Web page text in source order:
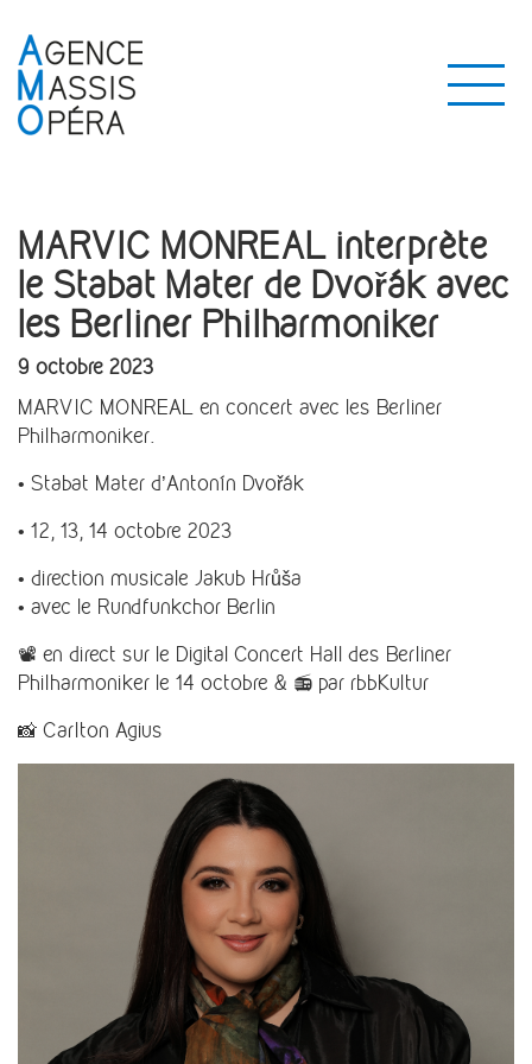
MARVIC MONREAL interprète
le Stabat Mater de Dvořák avec
les Berliner Philharmoniker
9 octobre 2023
MARVIC MONREAL en concert avec les Berliner
Philharmoniker.
• Stabat Mater d’Antonín Dvořák
• 12, 13, 14 octobre 2023
• direction musicale Jakub Hrůša
• avec le Rundfunkchor Berlin
📽️ en direct sur le Digital Concert Hall des Berliner
Philharmoniker le 14 octobre & 📻 par rbbKultur
📸 Carlton Agius